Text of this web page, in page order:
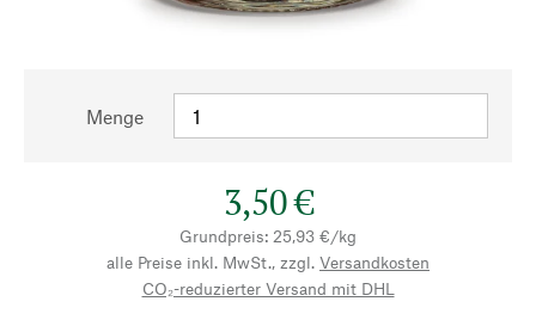
Menge
3,50 €
Grundpreis: 25,93 €/kg
alle Preise inkl. MwSt., zzgl. Versandkosten
CO₂-reduzierter Versand mit DHL